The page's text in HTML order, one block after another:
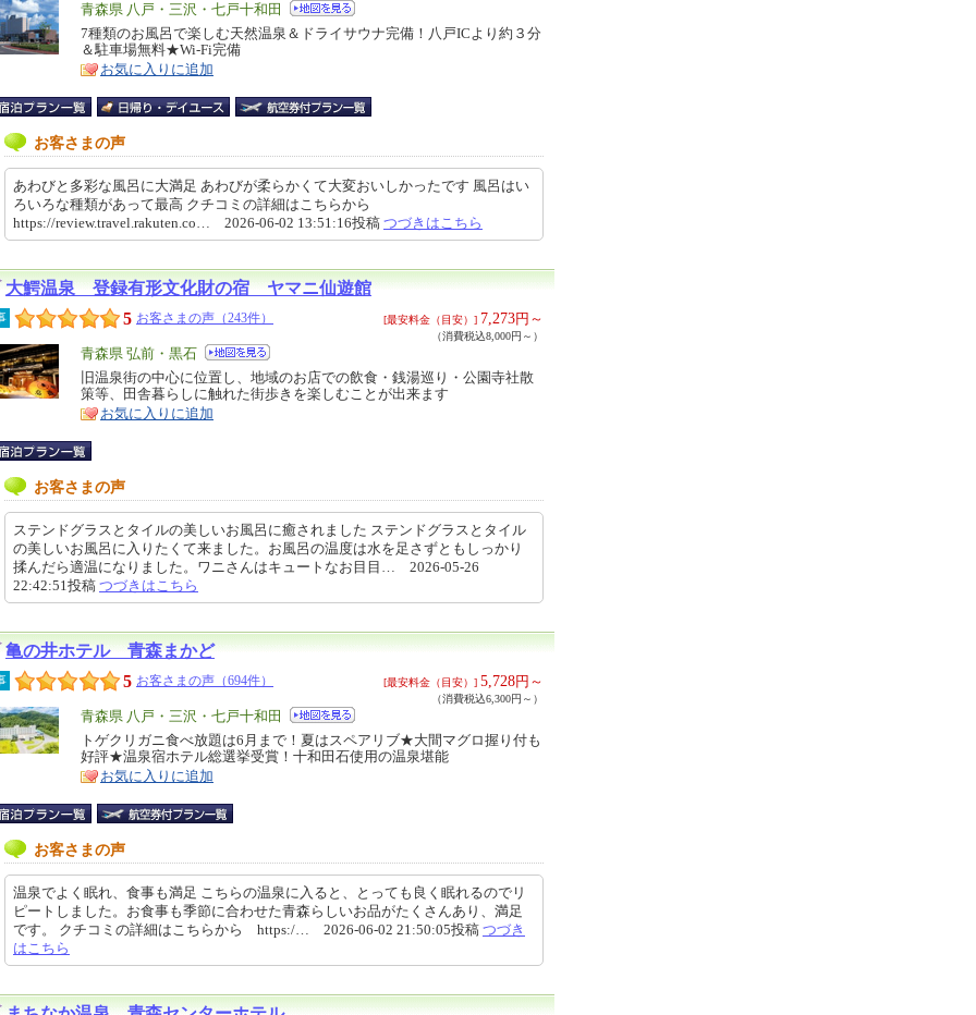
エ
リ
ア
青森県 八戸・三沢・七戸十和田
特
徴
7種類のお風呂で楽しむ天然温泉＆ドライサウナ完備！八戸ICより約３分
＆駐車場無料★Wi-Fi完備
お気に入りに追加
お客さまの声
あわびと多彩な風呂に大満足 あわびが柔らかくて大変おいしかったです 風呂はい
ろいろな種類があって最高 クチコミの詳細はこちらから
https://review.travel.rakuten.co… 2026-06-02 13:51:16投稿 つづきはこちら
大鰐温泉 登録有形文化財の宿 ヤマニ仙遊館
5 お客さまの声（243件） [最安料金（目安）] 7,273円～
（消費税込8,000円～）
エ
リ
ア
青森県 弘前・黒石
特
徴
旧温泉街の中心に位置し、地域のお店での飲食・銭湯巡り・公園寺社散
策等、田舎暮らしに触れた街歩きを楽しむことが出来ます
お気に入りに追加
お客さまの声
ステンドグラスとタイルの美しいお風呂に癒されました ステンドグラスとタイル
の美しいお風呂に入りたくて来ました。お風呂の温度は水を足さずともしっかり
揉んだら適温になりました。ワニさんはキュートなお目目… 2026-05-26
22:42:51投稿 つづきはこちら
亀の井ホテル 青森まかど
5 お客さまの声（694件） [最安料金（目安）] 5,728円～
（消費税込6,300円～）
エ
リ
ア
青森県 八戸・三沢・七戸十和田
特
徴
トゲクリガニ食べ放題は6月まで！夏はスペアリブ★大間マグロ握り付も
好評★温泉宿ホテル総選挙受賞！十和田石使用の温泉堪能
お気に入りに追加
お客さまの声
温泉でよく眠れ、食事も満足 こちらの温泉に入ると、とっても良く眠れるのでリ
ピートしました。お食事も季節に合わせた青森らしいお品がたくさんあり、満足
です。 クチコミの詳細はこちらから https:/… 2026-06-02 21:50:05投稿 つづき
はこちら